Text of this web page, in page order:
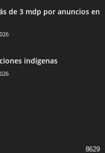
de 3 mdp por anuncios en
indígenas
8629